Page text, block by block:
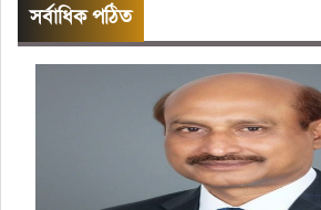
সর্বাধিক পঠিত